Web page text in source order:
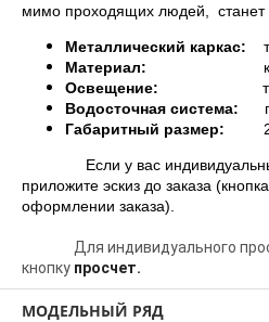
мимо проходящих людей, станет
Металлический каркас:
Материал:
Освещение:
Водосточная система:
Габаритный размер:
Если у вас индивидуальный макет продукции-
приложите эскиз до заказа
оформлении заказа).
Для индивидуального просчета нажмите
кнопку просчет.
МОДЕЛЬНЫЙ РЯД